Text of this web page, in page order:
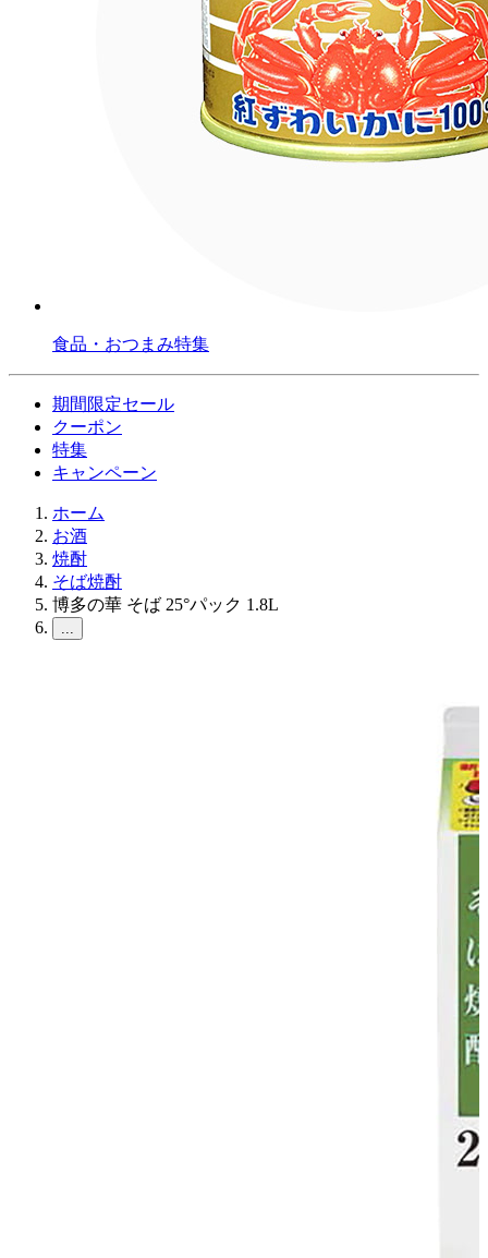
食品・おつまみ特集
期間限定セール
クーポン
特集
キャンペーン
ホーム
お酒
焼酎
そば焼酎
博多の華 そば 25°パック 1.8L
...